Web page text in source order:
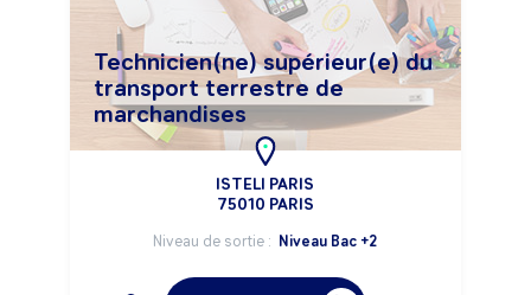
Technicien(ne) supérieur(e) du
transport terrestre de
marchandises
ISTELI PARIS
75010 PARIS
Niveau de sortie : Niveau Bac +2